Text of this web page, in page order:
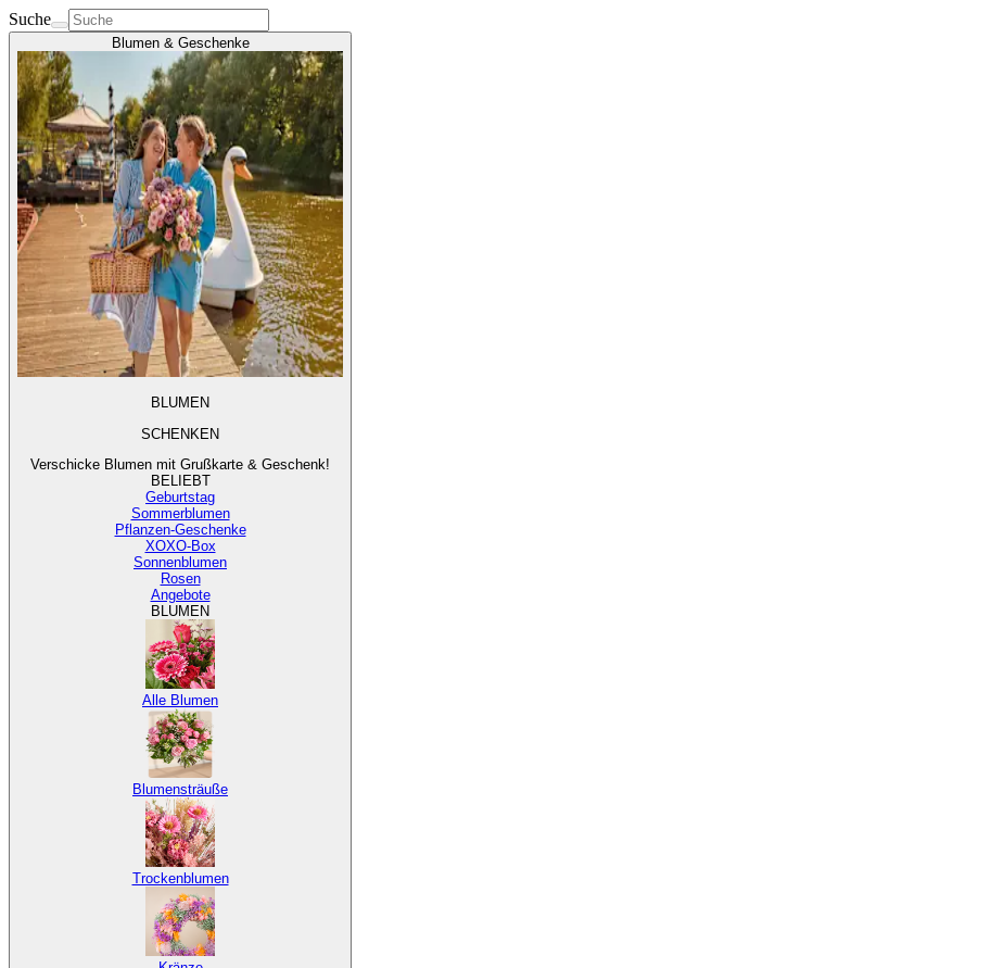
Suche
Blumen & Geschenke
BLUMEN
SCHENKEN
Verschicke Blumen mit Grußkarte & Geschenk!
BELIEBT
Geburtstag
Sommerblumen
Pflanzen-Geschenke
XOXO-Box
Sonnenblumen
Rosen
Angebote
BLUMEN
Alle Blumen
Blumensträuße
Trockenblumen